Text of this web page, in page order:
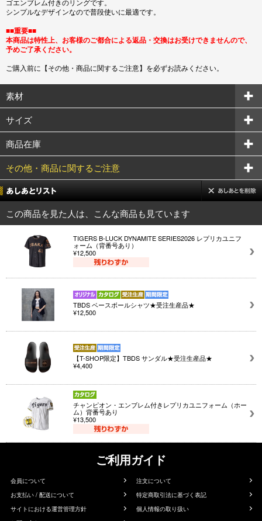
ゴエンブレム付きのリングです。
シンプルなデザインなので普段使いに最適です。
■■重要■■
本商品は特性上、お客様のご都合による返品・交換はお受けできませんので、
予めご了承ください。
ご購入前に【その他・商品に関するご注意】を必ずお読みください。
素材
サイズ
商品在庫
その他・商品に関するご注意
この商品を見た人は、こんな商品も見ています
TIGERS B-LUCK DYNAMITE SERIES2026 レプリカユニフ
ォーム（背番号あり）
¥12,500
TBDS ベースボールシャツ★受注生産品★
¥12,500
【T-SHOP限定】TBDS サンダル★受注生産品★
¥4,400
チャンピオン・エンブレム付きレプリカユニフォーム（ホー
ム）背番号あり
¥13,500
ご利用ガイド
会員について
注文について
お支払い / 配送について
特定商取引法に基づく表記
サイトにおける運営管理方針
個人情報の取り扱い